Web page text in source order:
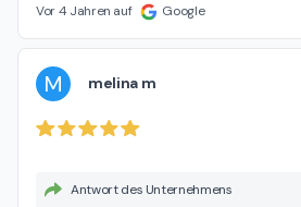
Vor 4 Jahren auf Google
M melina m
Antwort des Unternehmens